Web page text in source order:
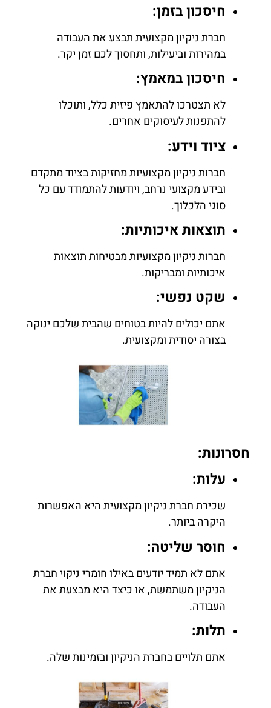
חיסכון בזמן:
חברת ניקיון מקצועית תבצע את העבודה
במהירות וביעילות, ותחסוך לכם זמן יקר.
חיסכון במאמץ:
לא תצטרכו להתאמץ פיזית כלל, ותוכלו
להתפנות לעיסוקים אחרים.
ציוד וידע:
חברות ניקיון מקצועיות מחזיקות בציוד מתקדם
ובידע מקצועי נרחב, ויודעות להתמודד עם כל
סוגי הלכלוך.
תוצאות איכותיות:
חברות ניקיון מקצועיות מבטיחות תוצאות
איכותיות ומבריקות.
שקט נפשי:
אתם יכולים להיות בטוחים שהבית שלכם ינוקה
בצורה יסודית ומקצועית.
חסרונות:
עלות:
שכירת חברת ניקיון מקצועית היא האפשרות
היקרה ביותר.
חוסר שליטה:
אתם לא תמיד יודעים באילו חומרי ניקוי חברת
הניקיון משתמשת, או כיצד היא מבצעת את
העבודה.
תלות:
אתם תלויים בחברת הניקיון ובזמינות שלה.